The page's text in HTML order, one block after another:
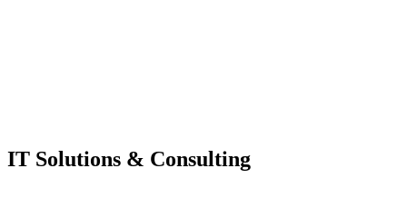
IT Solutions & Consulting